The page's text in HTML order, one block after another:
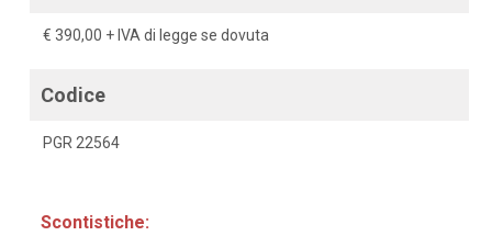
€ 390,00 + IVA di legge se dovuta
Codice
PGR 22564
Scontistiche: